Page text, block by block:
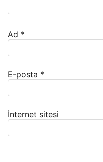
Ad *
E-posta *
İnternet sitesi